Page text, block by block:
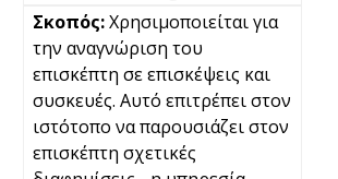
Χρησιμοποιείται για
την αναγνώριση του
επισκέπτη σε επισκέψεις και
συσκευές. Αυτό επιτρέπει στον
ιστότοπο να παρουσιάζει στον
επισκέπτη σχετικές